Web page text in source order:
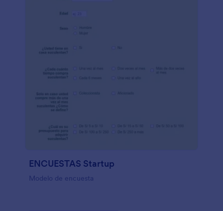
ENCUESTAS Startup
Modelo de encuesta